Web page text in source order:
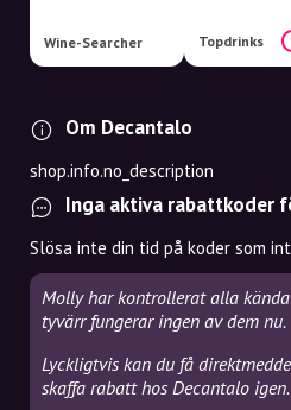
Wine-Searcher Topdrinks
Om Decantalo
shop.info.no_description
Inga aktiva rabattkoder
Slösa inte din tid på koder som
Molly har kontrollerat alla
tyvärr fungerar ingen av dem nu.
Lyckligtvis kan du få
skaffa rabatt hos Decantalo igen.